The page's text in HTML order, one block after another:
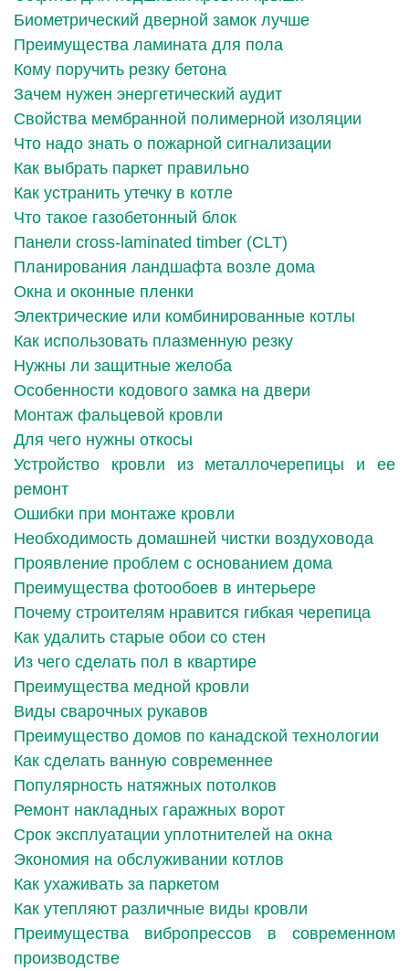
Биометрический дверной замок лучше
Преимущества ламината для пола
Кому поручить резку бетона
Зачем нужен энергетический аудит
Свойства мембранной полимерной изоляции
Что надо знать о пожарной сигнализации
Как выбрать паркет правильно
Как устранить утечку в котле
Что такое газобетонный блок
Панели cross-laminated timber (CLT)
Планирования ландшафта возле дома
Окна и оконные пленки
Электрические или комбинированные котлы
Как использовать плазменную резку
Нужны ли защитные желоба
Особенности кодового замка на двери
Монтаж фальцевой кровли
Для чего нужны откосы
Устройство кровли из металлочерепицы и ее
ремонт
Ошибки при монтаже кровли
Необходимость домашней чистки воздуховода
Проявление проблем с основанием дома
Преимущества фотообоев в интерьере
Почему строителям нравится гибкая черепица
Как удалить старые обои со стен
Из чего сделать пол в квартире
Преимущества медной кровли
Виды сварочных рукавов
Преимущество домов по канадской технологии
Как сделать ванную современнее
Популярность натяжных потолков
Ремонт накладных гаражных ворот
Срок эксплуатации уплотнителей на окна
Экономия на обслуживании котлов
Как ухаживать за паркетом
Как утепляют различные виды кровли
Преимущества вибропрессов в современном
производстве